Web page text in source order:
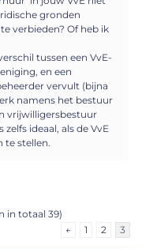
gronden
verbieden? Of heb ik
tussen een VvE-
en een
vervult (bijna
namens het bestuur
vrijwilligersbestuur
ideaal, als de VvE
te stellen.
in totaal 39)
←
1 2 3